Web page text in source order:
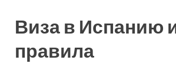
Виза в Испанию
правила